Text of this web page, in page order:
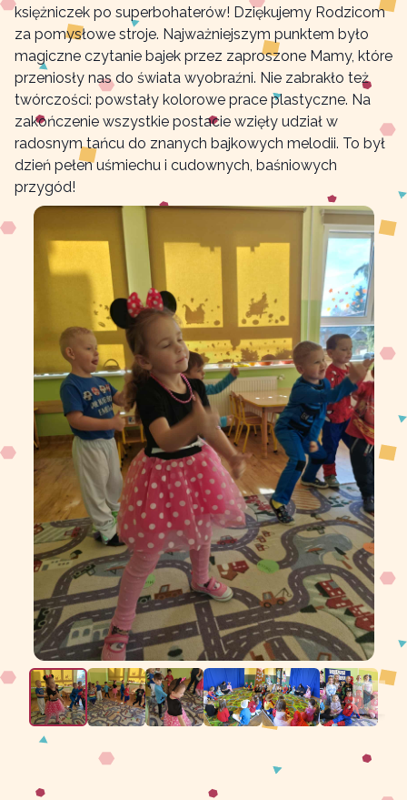
księżniczek po superbohaterów! Dziękujemy Rodzicom
za pomysłowe stroje. Najważniejszym punktem było
magiczne czytanie bajek przez zaproszone Mamy, które
przeniosły nas do świata wyobraźni. Nie zabrakło też
twórczości: powstały kolorowe prace plastyczne. Na
zakończenie wszystkie postacie wzięły udział w
radosnym tańcu do znanych bajkowych melodii. To był
dzień pełen uśmiechu i cudownych, baśniowych
przygód!